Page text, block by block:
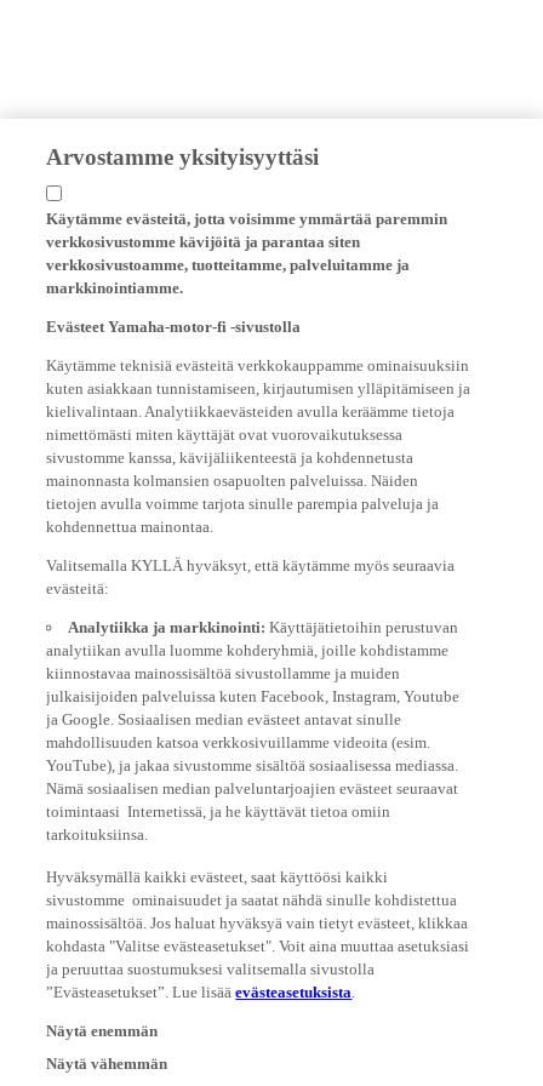
Arvostamme yksityisyyttäsi
Käytämme evästeitä, jotta voisimme ymmärtää paremmin
verkkosivustomme kävijöitä ja parantaa siten
verkkosivustoamme, tuotteitamme, palveluitamme ja
markkinointiamme.
Evästeet Yamaha-motor-fi -sivustolla
Käytämme teknisiä evästeitä verkkokauppamme ominaisuuksiin
kuten asiakkaan tunnistamiseen, kirjautumisen ylläpitämiseen ja
kielivalintaan. Analytiikkaevästeiden avulla keräämme tietoja
nimettömästi miten käyttäjät ovat vuorovaikutuksessa
sivustomme kanssa, kävijäliikenteestä ja kohdennetusta
mainonnasta kolmansien osapuolten palveluissa. Näiden
tietojen avulla voimme tarjota sinulle parempia palveluja ja
kohdennettua mainontaa.
Valitsemalla KYLLÄ hyväksyt, että käytämme myös seuraavia
evästeitä:
Analytiikka ja markkinointi:Käyttäjätietoihin perustuvan
analytiikan avulla luomme kohderyhmiä, joille kohdistamme
kiinnostavaa mainossisältöä sivustollamme ja muiden
julkaisijoiden palveluissa kuten Facebook, Instagram, Youtube
ja Google. Sosiaalisen median evästeet antavat sinulle
mahdollisuuden katsoa verkkosivuillamme videoita (esim.
YouTube), ja jakaa sivustomme sisältöä sosiaalisessa mediassa.
Nämä sosiaalisen median palveluntarjoajien evästeet seuraavat
toimintaasi Internetissä, ja he käyttävät tietoa omiin
tarkoituksiinsa.
Hyväksymällä kaikki evästeet, saat käyttöösi kaikki
sivustomme ominaisuudet ja saatat nähdä sinulle kohdistettua
mainossisältöä. Jos haluat hyväksyä vain tietyt evästeet, klikkaa
kohdasta "Valitse evästeasetukset". Voit aina muuttaa asetuksiasi
ja peruuttaa suostumuksesi valitsemalla sivustolla
”Evästeasetukset”. Lue lisääevästeasetuksista
Näytä enemmän
Näytä vähemmän